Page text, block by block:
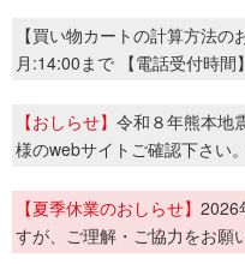
【買い物カートの計算方法
月:14:00まで 【電話受付時
【おしらせ】 令和８年熊本地
様のwebサイトご確認下さい。
【夏季休業のおしらせ】 2026
すが、ご理解・ご協力をお願